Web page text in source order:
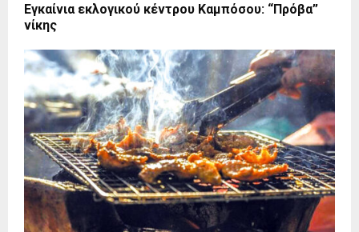
Εγκαίνια εκλογικού κέντρου Καμπόσου: “Πρόβα”
νίκης